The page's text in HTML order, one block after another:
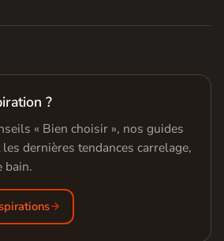
?
« Bien choisir », nos guides
dernières tendances carrelage,
bain.